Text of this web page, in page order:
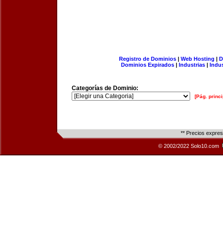
Registro de Dominios| Web Hosting |
Dominios Expirados | Industrias |
Categorías de Dominio:
[Pág.
** Precios
© 2002/2022 Solo10.com